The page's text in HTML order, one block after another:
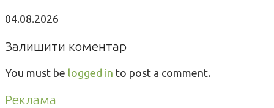
04.08.2026
Залишити коментар
You must be logged in to post a comment.
Реклама